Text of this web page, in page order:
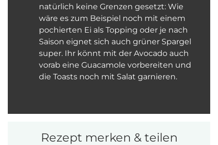
natürlich keine Grenzen gesetzt: Wie
wäre es zum Beispiel noch mit einem
pochierten Ei als Topping oder je nach
Saison eignet sich auch grüner Spargel
super. Ihr könnt mit der Avocado auch
vorab eine Guacamole vorbereiten und
die Toasts noch mit Salat garnieren.
Rezept merken & teilen